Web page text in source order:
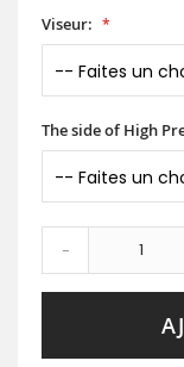
Viseur:
The side of High
-